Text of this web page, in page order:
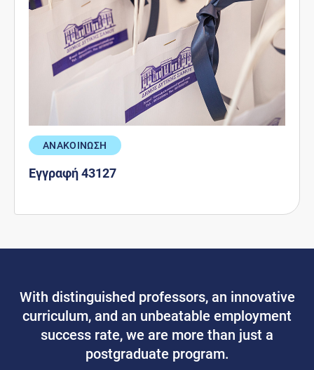
ΑΝΑΚΟΙΝΩΣΗ
Εγγραφή 43127
With distinguished professors, an innovative
curriculum, and an unbeatable employment
success rate, we are more than just a
postgraduate program.